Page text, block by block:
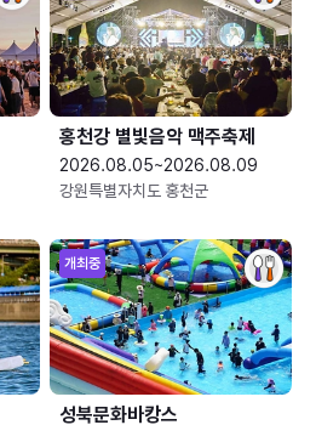
홍천강 별빛음악 맥주축제
2026.08.05~2026.08.09
강원특별자치도 홍천군
개최중
성북문화바캉스